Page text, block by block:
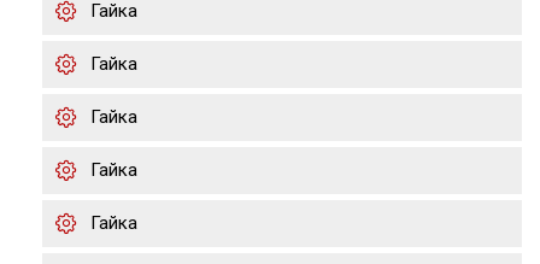
Гайка
Гайка
Гайка
Гайка
Гайка